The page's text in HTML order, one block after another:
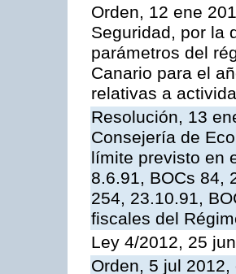
Orden, 12 ene
Seguridad, por la
parámetros del
Canario para el
relativas a
Resolución, 13
Consejería de
límite previsto en
8.6.91, BOCs 84,
254, 23.10.91,
fiscales del
Ley 4/2012, 25
Orden, 5 jul